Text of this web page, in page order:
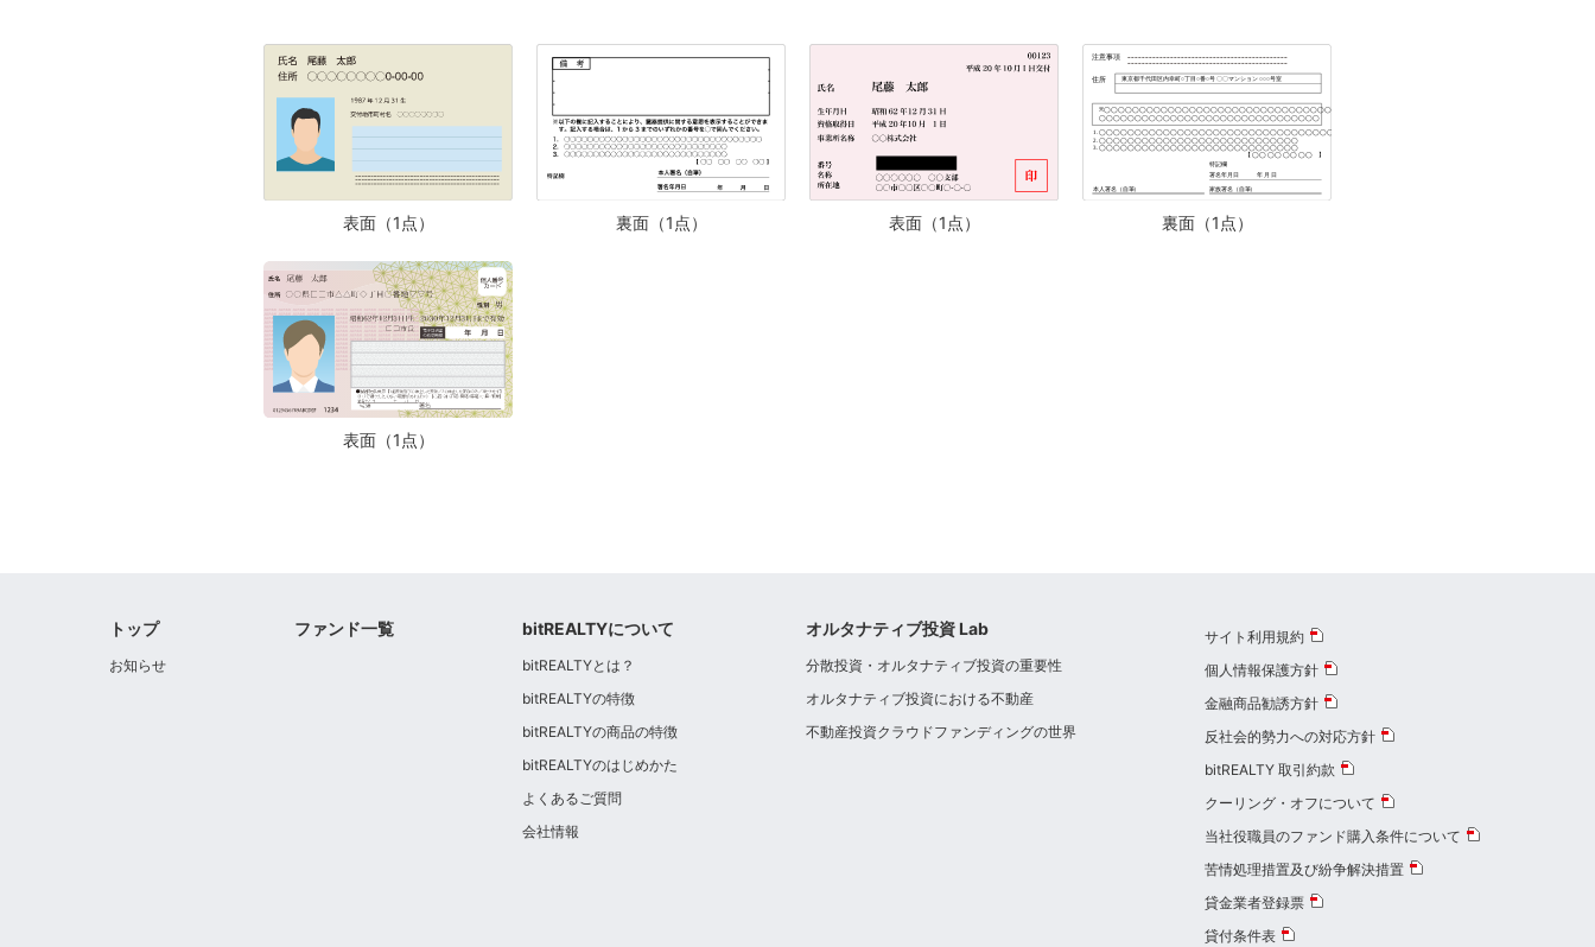
表面（1点） 裏面（1点） 表面（1点） 裏面（1点）
表面（1点）
トップ
お知らせ
ファンド一覧 bitREALTYについて
bitREALTYとは？
bitREALTYの特徴
bitREALTYの商品の特徴
bitREALTYのはじめかた
よくあるご質問
会社情報
オルタナティブ投資 Lab
分散投資・オルタナティブ投資の重要性
オルタナティブ投資における不動産
不動産投資クラウドファンディングの世界
サイト利用規約
個人情報保護方針
金融商品勧誘方針
反社会的勢力への対応方針
bitREALTY 取引約款
クーリング・オフについて
当社役職員のファンド購入条件について
苦情処理措置及び紛争解決措置
貸金業者登録票
貸付条件表